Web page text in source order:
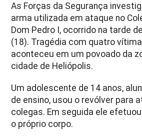
As Forças da Segurança
arma utilizada em ataque no
Dom Pedro I, ocorrido na tarde
(18). Tragédia com quatro
aconteceu em um povoado da
cidade de Heliópolis.
Um adolescente de 14 anos,
de ensino, usou o revólver para
colegas. Em seguida ele
o próprio corpo.